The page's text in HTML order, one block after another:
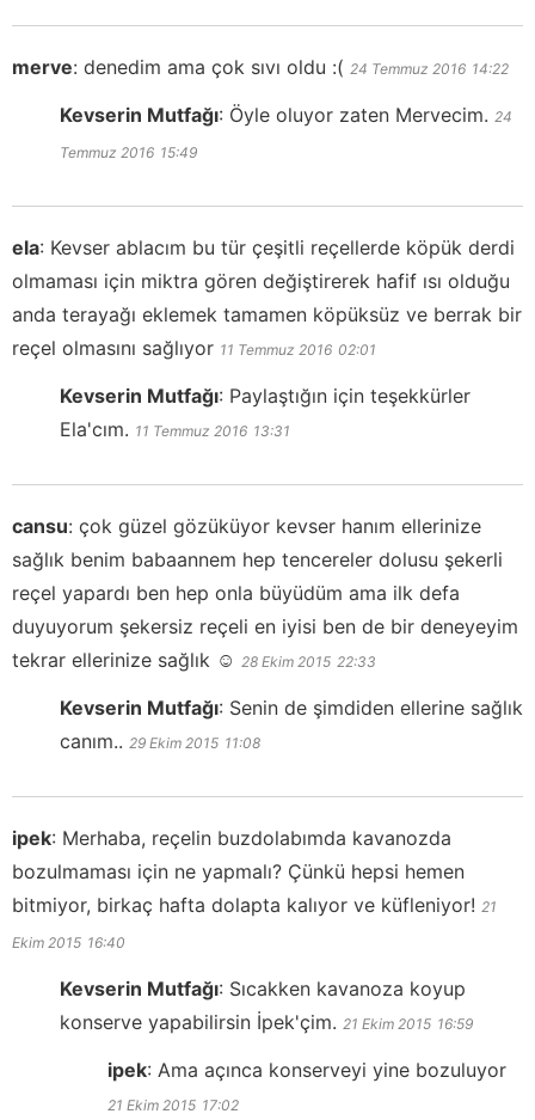
merve: denedim ama çok sıvı oldu :( 24 Temmuz 2016 14:22
Kevserin Mutfağı: Öyle oluyor zaten Mervecim. 24
Temmuz 2016 15:49
ela: Kevser ablacım bu tür çeşitli reçellerde köpük derdi
olmaması için miktra gören değiştirerek hafif ısı olduğu
anda terayağı eklemek tamamen köpüksüz ve berrak bir
reçel olmasını sağlıyor 11 Temmuz 2016 02:01
Kevserin Mutfağı: Paylaştığın için teşekkürler
Ela'cım. 11 Temmuz 2016 13:31
cansu: çok güzel gözüküyor kevser hanım ellerinize
sağlık benim babaannem hep tencereler dolusu şekerli
reçel yapardı ben hep onla büyüdüm ama ilk defa
duyuyorum şekersiz reçeli en iyisi ben de bir deneyeyim
tekrar ellerinize sağlık ☺️ 28 Ekim 2015 22:33
Kevserin Mutfağı: Senin de şimdiden ellerine sağlık
canım.. 29 Ekim 2015 11:08
ipek: Merhaba, reçelin buzdolabımda kavanozda
bozulmaması için ne yapmalı? Çünkü hepsi hemen
bitmiyor, birkaç hafta dolapta kalıyor ve küfleniyor! 21
Ekim 2015 16:40
Kevserin Mutfağı: Sıcakken kavanoza koyup
konserve yapabilirsin İpek'çim. 21 Ekim 2015 16:59
ipek: Ama açınca konserveyi yine bozuluyor
21 Ekim 2015 17:02